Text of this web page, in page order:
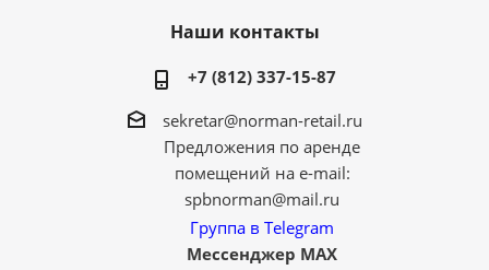
Наши контакты
+7 (812) 337-15-87
sekretar@norman-retail.ru
Предложения по аренде
помещений на e-mail:
spbnorman@mail.ru
Группа в Telegram
Мессенджер MAX